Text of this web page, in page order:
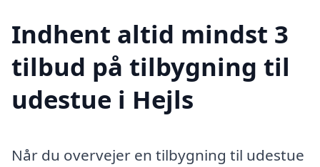
Indhent altid mindst 3
tilbud på tilbygning til
udestue i Hejls
Når du overvejer en tilbygning til udestue